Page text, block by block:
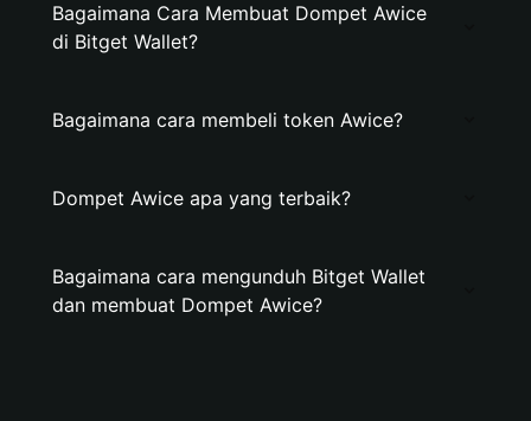
Bagaimana Cara Membuat Dompet Awice
di Bitget Wallet?
Bagaimana cara membeli token Awice?
Dompet Awice apa yang terbaik?
Bagaimana cara mengunduh Bitget Wallet
dan membuat Dompet Awice?